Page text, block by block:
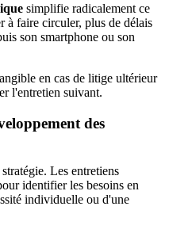
simplifie radicalement ce
à faire circuler, plus de délais
son smartphone ou son
en cas de litige ultérieur
l'entretien suivant.
des
Les entretiens
identifier les besoins en
individuelle ou d'une